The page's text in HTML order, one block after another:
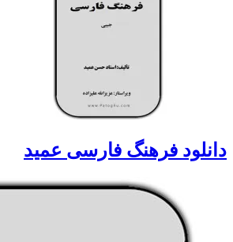
دانلود فرهنگ فارسی عمید